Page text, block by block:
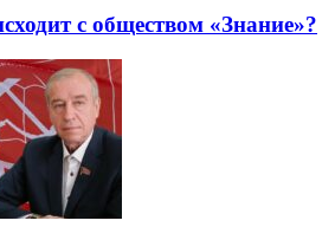
с обществом «Знание»?